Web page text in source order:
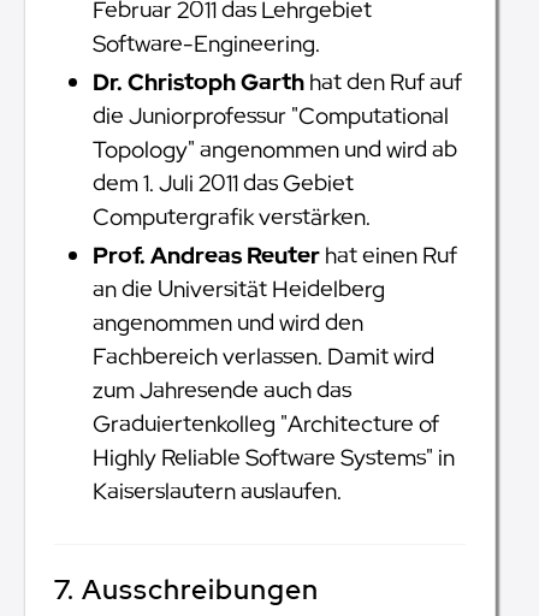
Februar 2011 das Lehrgebiet
Software-Engineering.
Dr. Christoph Garthhat den Ruf auf
die Juniorprofessur "Computational
Topology" angenommen und wird ab
dem 1. Juli 2011 das Gebiet
Computergrafik verstärken.
Prof. Andreas Reuterhat einen Ruf
an die Universität Heidelberg
angenommen und wird den
Fachbereich verlassen. Damit wird
zum Jahresende auch das
Graduiertenkolleg "Architecture of
Highly Reliable Software Systems" in
Kaiserslautern auslaufen.
7. Ausschreibungen